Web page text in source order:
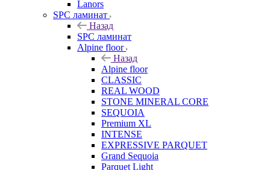
Lanors
SPC ламинат
Назад
SPC ламинат
Alpine floor
Назад
Alpine floor
CLASSIC
REAL WOOD
STONE MINERAL CORE
SEQUOIA
Premium XL
INTENSE
EXPRESSIVE PARQUET
Grand Sequoia
Parquet Light